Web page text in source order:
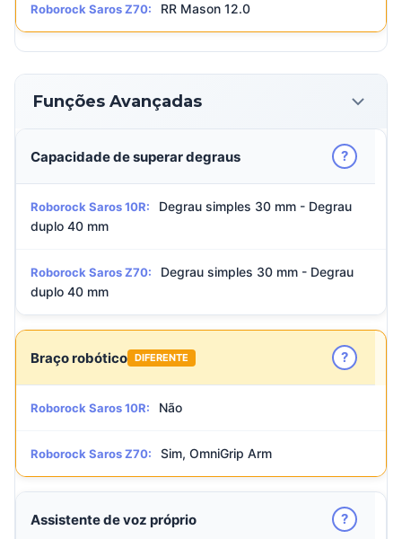
Roborock Saros Z70: RR Mason 12.0
Funções Avançadas
Capacidade de superar degraus ?
Roborock Saros 10R:
Degrau simples 30 mm - Degrau
duplo 40 mm
Roborock Saros Z70:
Degrau simples 30 mm - Degrau
duplo 40 mm
Braço robótico DIFERENTE ?
Roborock Saros 10R: Não
Roborock Saros Z70: Sim, OmniGrip Arm
Assistente de voz próprio ?